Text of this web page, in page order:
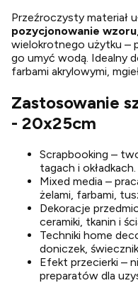
Przeźroczysty materiał
pozycjonowanie wzoru
wielokrotnego użytku –
go umyć wodą. Idealny
farbami akrylowymi,
Zastosowanie
- 20x25cm
Scrapbooking –
tagach i okładkach.
Mixed media –
żelami, farbami,
Dekoracje
ceramiki, tkanin i
Techniki home
doniczek,
Efekt przecierki –
preparatów dla